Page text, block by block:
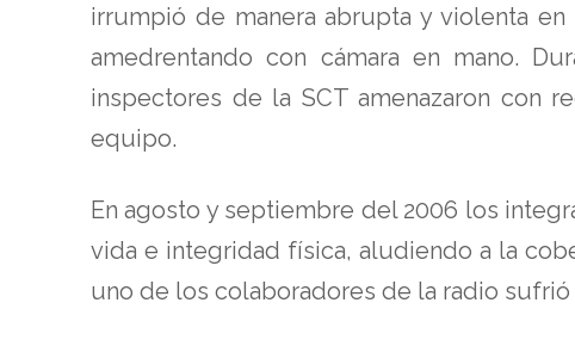
irrumpió de manera abrupta y violenta
amedrentando con cámara en mano.
inspectores de la SCT amenazaron con
equipo.
En agosto y septiembre del 2006 los
vida e integridad física, aludiendo a la
uno de los colaboradores de la radio